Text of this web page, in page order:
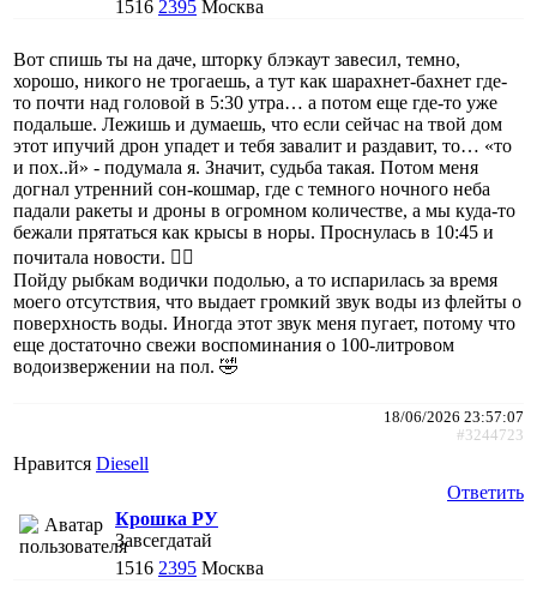
1516 2395 Москва
Вот спишь ты на даче, шторку блэкаут завесил, темно,
хорошо, никого не трогаешь, а тут как шарахнет-бахнет где-
то почти над головой в 5:30 утра… а потом еще где-то уже
подальше. Лежишь и думаешь, что если сейчас на твой дом
этот ипучий дрон упадет и тебя завалит и раздавит, то… «то
и пох..й» - подумала я. Значит, судьба такая. Потом меня
догнал утренний сон-кошмар, где с темного ночного неба
падали ракеты и дроны в огромном количестве, а мы куда-то
бежали прятаться как крысы в норы. Проснулась в 10:45 и
почитала новости. 😵‍💫
Пойду рыбкам водички подолью, а то испарилась за время
моего отсутствия, что выдает громкий звук воды из флейты о
поверхность воды. Иногда этот звук меня пугает, потому что
еще достаточно свежи воспоминания о 100-литровом
водоизвержении на пол. 🤣
18/06/2026 23:57:07
#3244723
Нравится Diesell
Ответить
Крошка РУ
Завсегдатай
1516 2395 Москва